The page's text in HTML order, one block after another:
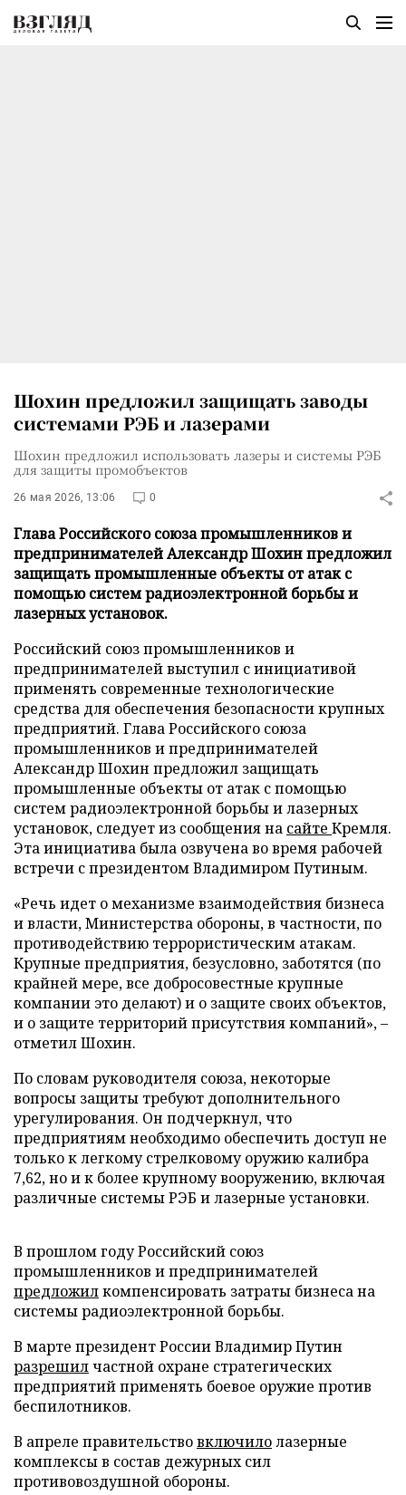
Шохин предложил защищать заводы
системами РЭБ и лазерами
Шохин предложил использовать лазеры и системы РЭБ
для защиты промобъектов
26 мая 2026, 13:06 0
Глава Российского союза промышленников и
предпринимателей Александр Шохин предложил
защищать промышленные объекты от атак с
помощью систем радиоэлектронной борьбы и
лазерных установок.
Российский союз промышленников и
предпринимателей выступил с инициативой
применять современные технологические
средства для обеспечения безопасности крупных
предприятий. Глава Российского союза
промышленников и предпринимателей
Александр Шохин предложил защищать
промышленные объекты от атак с помощью
систем радиоэлектронной борьбы и лазерных
установок, следует из сообщения на сайте Кремля.
Эта инициатива была озвучена во время рабочей
встречи с президентом Владимиром Путиным.
«Речь идет о механизме взаимодействия бизнеса
и власти, Министерства обороны, в частности, по
противодействию террористическим атакам.
Крупные предприятия, безусловно, заботятся (по
крайней мере, все добросовестные крупные
компании это делают) и о защите своих объектов,
и о защите территорий присутствия компаний», –
отметил Шохин.
По словам руководителя союза, некоторые
вопросы защиты требуют дополнительного
урегулирования. Он подчеркнул, что
предприятиям необходимо обеспечить доступ не
только к легкому стрелковому оружию калибра
7,62, но и к более крупному вооружению, включая
различные системы РЭБ и лазерные установки.
В прошлом году Российский союз
промышленников и предпринимателей
предложилкомпенсировать затраты бизнеса на
системы радиоэлектронной борьбы.
В марте президент России Владимир Путин
разрешилчастной охране стратегических
предприятий применять боевое оружие против
беспилотников.
В апреле правительствовключилолазерные
комплексы в состав дежурных сил
противовоздушной обороны.